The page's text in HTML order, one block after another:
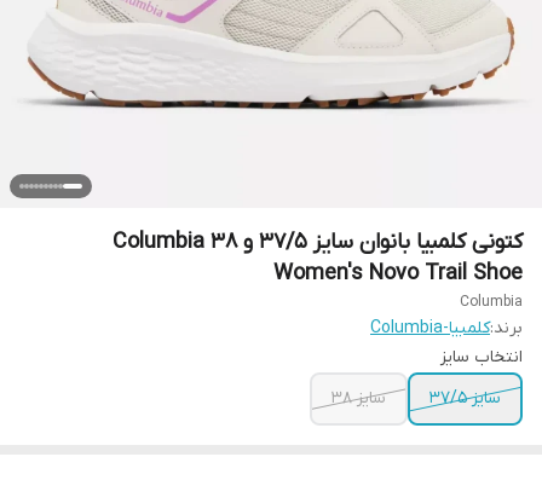
کتونی کلمبیا بانوان سایز ۳۷/۵ و ۳۸ Columbia
Women's Novo Trail Shoe
Columbia
برند:کلمبیا-Columbia
انتخاب سایز
سایز ۳۷/۵
سایز ۳۸